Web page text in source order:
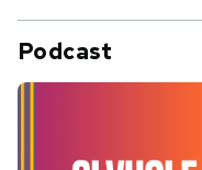
Podcast